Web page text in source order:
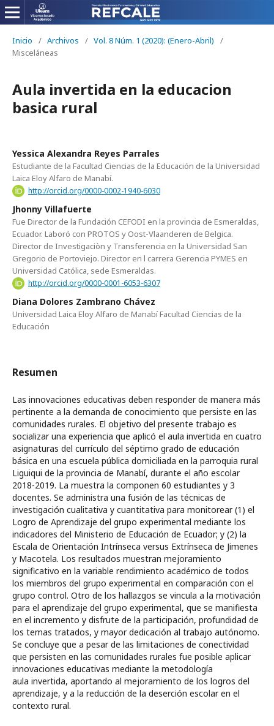
Inicio / Archivos / Vol. 8 Núm. 1 (2020): (Enero-Abril)
/
Misceláneas
Aula invertida en la educacion
basica rural
Yessica Alexandra Reyes Parrales
Estudiante de la Facultad Ciencias de la Educación de la Universidad
Laica Eloy Alfaro de Manabí.
http://orcid.org/0000-0002-1940-6030
Jhonny Villafuerte
Fue Director de la Fundación CEFODI en la provincia de Esmeraldas,
Ecuador. Laboró con PROTOS y Oost-Vlaanderen de Belgica.
Director de Investigaciòn y Transferencia en la Universidad San
Gregorio de Portoviejo. Director en l carrera Gerencia PYMES en
Universidad Católica, sede Esmeraldas.
http://orcid.org/0000-0001-6053-6307
Diana Dolores Zambrano Chávez
Universidad Laica Eloy Alfaro de Manabí Facultad Ciencias de la
Educación
Resumen
Las innovaciones educativas deben responder de manera más
pertinente a la demanda de conocimiento que persiste en las
comunidades rurales. El objetivo del presente trabajo es
socializar una experiencia que aplicó el aula invertida en cuatro
asignaturas del currículo del séptimo grado de educación
básica en una escuela pública domiciliada en la parroquia rural
Liguiqui de la provincia de Manabí, durante el año escolar
2018-2019. La muestra la componen 60 estudiantes y 3
docentes. Se administra una fusión de las técnicas de
investigación cualitativa y cuantitativa para monitorear (1) el
Logro de Aprendizaje del grupo experimental mediante los
indicadores del Ministerio de Educación de Ecuador; y (2) la
Escala de Orientación Intrínseca versus Extrínseca de Jimenes
y Macotela. Los resultados muestran mejoramiento
significativo en la variable rendimiento académico de todos
los miembros del grupo experimental en comparación con el
grupo control. Otro de los hallazgos se vincula a la motivación
para el aprendizaje del grupo experimental, que se manifiesta
en el incremento y disfrute de la participación, profundidad de
los temas tratados, y mayor dedicación al trabajo autónomo.
Se concluye que a pesar de las limitaciones de conectividad
que persisten en las comunidades rurales fue posible aplicar
innovaciones educativas mediante la metodología
aula invertida, aportando al mejoramiento de los logros del
aprendizaje, y a la reducción de la deserción escolar en el
contexto rural.